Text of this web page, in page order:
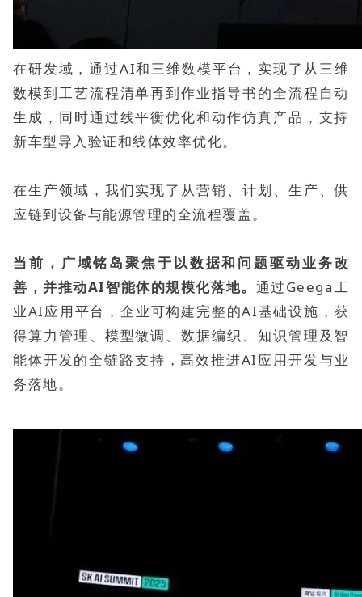
在研发域，通过AI和三维数模平台，实现了从三维
数模到工艺流程清单再到作业指导书的全流程自动
生成，同时通过线平衡优化和动作仿真产品，支持
新车型导入验证和线体效率优化。
在生产领域，我们实现了从营销、计划、生产、供
应链到设备与能源管理的全流程覆盖。
当前，广域铭岛聚焦于以数据和问题驱动业务改
善，并推动AI智能体的规模化落地。 通过Geega工
业AI应用平台，企业可构建完整的AI基础设施，获
得算力管理、模型微调、数据编织、知识管理及智
能体开发的全链路支持，高效推进AI应用开发与业
务落地。